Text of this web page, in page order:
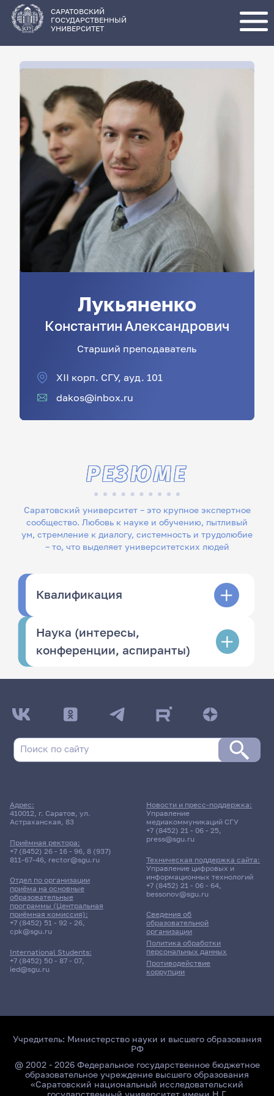
основному
содержанию
САРАТОВСКИЙ
ГОСУДАРСТВЕННЫЙ
УНИВЕРСИТЕТ
Лукьяненко
Константин Александрович
Старший преподаватель
XII корп. СГУ, ауд. 101
dakos@inbox.ru
Саратовский университет – это крупное экспертное
сообщество. Любовь к науке и обучению, пытливый
ум, стремление к диалогу, системность и трудолюбие
– то, что выделяет университетских людей
РЕЗЮМЕ
Квалификация
Наука (интересы,
конференции, аспиранты)
Адрес:
410012, г. Саратов, ул.
Астраханская, 83
Приёмная ректора:
+7 (8452) 26 - 16 - 96, 8 (937)
811-67-46, rector@sgu.ru
Отдел по организации
приёма на основные
образовательные
программы (Центральная
приёмная комиссия):
+7 (8452) 51 - 92 - 26,
cpk@sgu.ru
International Students:
+7 (8452) 50 - 87 - 07,
ied@sgu.ru
Сведения об
образовательной
организации
Политика обработки
персональных данных
Противодействие
коррупции
Новости и пресс-поддержка:
Управление
медиакоммуникаций СГУ
+7 (8452) 21 - 06 - 25,
press@sgu.ru
Техническая поддержка сайта:
Управление цифровых и
информационных технологий
+7 (8452) 21 - 06 - 64,
bessonov@sgu.ru
Учредитель: Министерство науки и высшего образования
РФ
@ 2002 - 2026 Федеральное государственное бюджетное
образовательное учреждение высшего образования
«Саратовский национальный исследовательский